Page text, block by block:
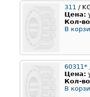
311 /
Цена:
Кол-
В
60311*
Цена:
Кол-
В